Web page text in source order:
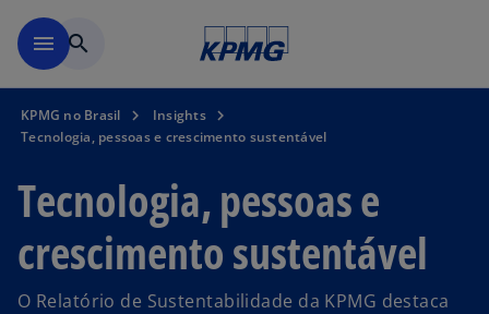
menu search
KPMG no Brasil
Insights
Tecnologia, pessoas e crescimento sustentável
Tecnologia, pessoas e
crescimento sustentável
O Relatório de Sustentabilidade da KPMG destaca